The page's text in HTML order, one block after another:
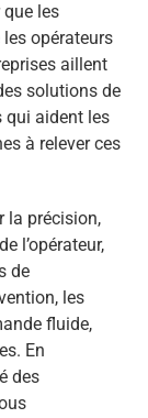
les
opérateurs
aillent
solutions de
qui aident les
à relever ces
la précision,
l’opérateur,
de
les
fluide,
En
des